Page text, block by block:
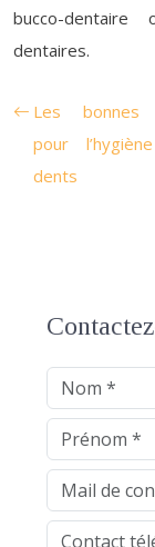
bucco-
dentaires.
Les bonnes
pour
dents